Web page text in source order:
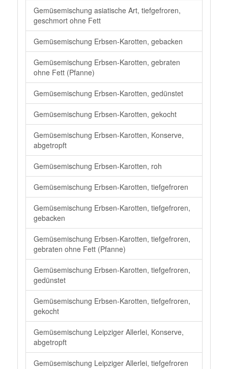
Gemüsemischung asiatische Art, tiefgefroren,
geschmort ohne Fett
Gemüsemischung Erbsen-Karotten, gebacken
Gemüsemischung Erbsen-Karotten, gebraten
ohne Fett (Pfanne)
Gemüsemischung Erbsen-Karotten, gedünstet
Gemüsemischung Erbsen-Karotten, gekocht
Gemüsemischung Erbsen-Karotten, Konserve,
abgetropft
Gemüsemischung Erbsen-Karotten, roh
Gemüsemischung Erbsen-Karotten, tiefgefroren
Gemüsemischung Erbsen-Karotten, tiefgefroren,
gebacken
Gemüsemischung Erbsen-Karotten, tiefgefroren,
gebraten ohne Fett (Pfanne)
Gemüsemischung Erbsen-Karotten, tiefgefroren,
gedünstet
Gemüsemischung Erbsen-Karotten, tiefgefroren,
gekocht
Gemüsemischung Leipziger Allerlei, Konserve,
abgetropft
Gemüsemischung Leipziger Allerlei, tiefgefroren